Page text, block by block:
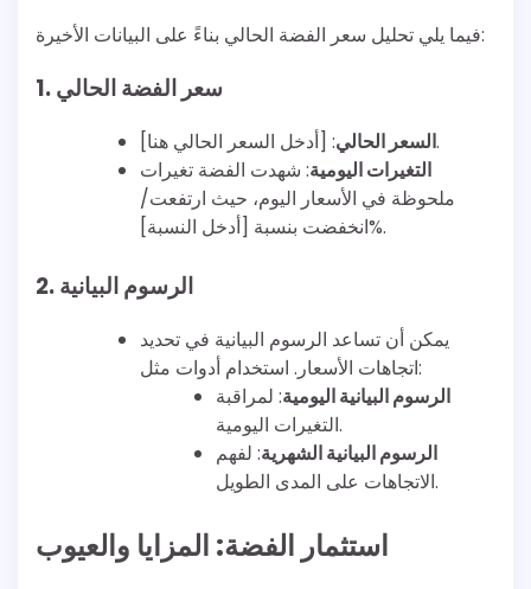
فيما يلي تحليل سعر الفضة الحالي بناءً على البيانات الأخيرة:
1. سعر الفضة الحالي
السعر الحالي: [أدخل السعر الحالي هنا].
التغيرات اليومية: شهدت الفضة تغيرات
ملحوظة في الأسعار اليوم، حيث ارتفعت/
انخفضت بنسبة [أدخل النسبة]%.
2. الرسوم البيانية
يمكن أن تساعد الرسوم البيانية في تحديد
اتجاهات الأسعار. استخدام أدوات مثل:
الرسوم البيانية اليومية: لمراقبة
التغيرات اليومية.
الرسوم البيانية الشهرية: لفهم
الاتجاهات على المدى الطويل.
استثمار الفضة: المزايا والعيوب